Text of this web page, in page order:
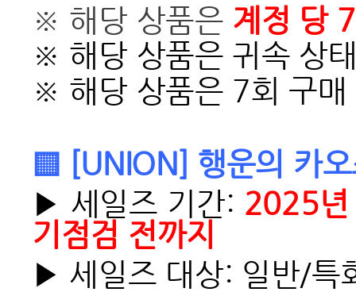
※ 해당 상품은 계정 당
※ 해당 상품은 귀속 상
※ 해당 상품은 7회 구매
▒ [UNION] 행운의 카
▶ 세일즈 기간: 2025년
기점검 전까지
▶ 세일즈 대상: 일반/특